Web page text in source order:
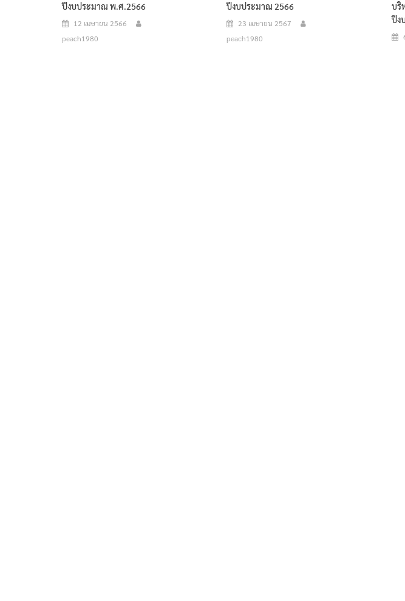
ปีงบประมาณ พ.ศ.2566
12 เมษายน 2566
peach1980
ปีงบประมาณ 2566
23 เมษายน 2567
peach1980
บริ
ปีง